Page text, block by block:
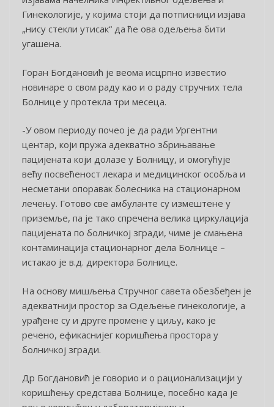
Гинекологије, у којима стоји да потписници изјава
„нису стекли утисак“ да ће ова одељења бити
угашена.
Горан Богдановић је веома исцрпно известио
новинаре о свом раду као и о раду стручних тела
Болнице у протекла три месеца.
-У овом периоду почео је да ради Ургентни
центар, који пружа адекватно збрињавање
пацијената који долазе у Болницу, и омогућује
већу посвећеност лекара и медицинског особља и
несметани опоравак болесника на стационарном
лечењу. Готово све амбуланте су измештене у
приземље, па је тако спречена велика циркулација
пацијената по болничкој згради, чиме је смањена
контаминација стационарног дела Болнице –
истакао је в.д. директора Болнице.
На основу мишљења Стручног савета обезбеђен је
адекватнији простор за Одељење гинекологије, а
урађене су и друге промене у циљу, како је
речено, ефикаснијег коришћења простора у
болничкој згради.
Др Богдановић је говорио и о рационализацији у
коришћењу средстава Болнице, посебно када је